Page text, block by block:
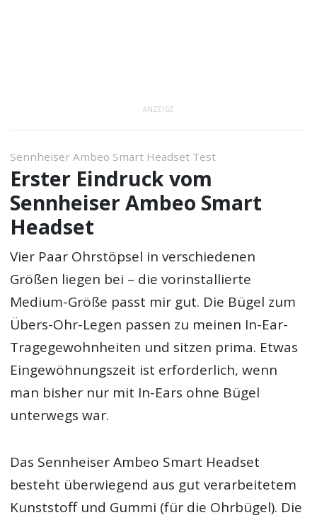
ANZEIGE
Sennheiser Ambeo Smart Headset Test
Erster Eindruck vom
Sennheiser Ambeo Smart
Headset
Vier Paar Ohrstöpsel in verschiedenen
Größen liegen bei – die vorinstallierte
Medium-Größe passt mir gut. Die Bügel zum
Übers-Ohr-Legen passen zu meinen In-Ear-
Tragegewohnheiten und sitzen prima. Etwas
Eingewöhnungszeit ist erforderlich, wenn
man bisher nur mit In-Ears ohne Bügel
unterwegs war.
Das Sennheiser Ambeo Smart Headset
besteht überwiegend aus gut verarbeitetem
Kunststoff und Gummi (für die Ohrbügel). Die